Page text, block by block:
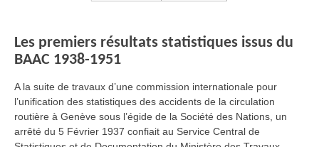
Les premiers résultats statistiques issus du
BAAC 1938-1951
A la suite de travaux d’une commission internationale pour
l’unification des statistiques des accidents de la circulation
routière à Genève sous l’égide de la Société des Nations, un
arrêté du 5 Février 1937 confiait au Service Central de